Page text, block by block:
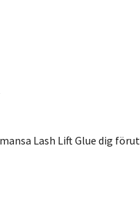
Lash Lift Glue dig